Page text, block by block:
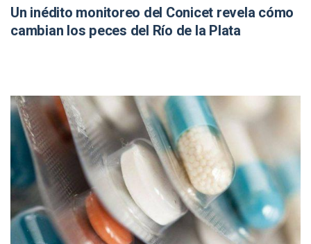
Un inédito monitoreo del Conicet revela cómo
cambian los peces del Río de la Plata